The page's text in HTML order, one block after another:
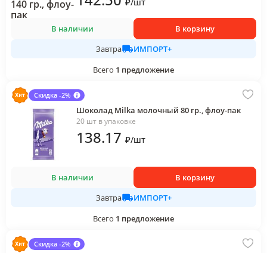
В наличии
В корзину
Завтра
ИМПОРТ+
Всего 1 предложение
Скидка -2%
Шоколад Milka молочный 80 гр., флоу-пак
20 шт в упаковке
138.17 ₽/шт
В наличии
В корзину
Завтра
ИМПОРТ+
Всего 1 предложение
Скидка -2%